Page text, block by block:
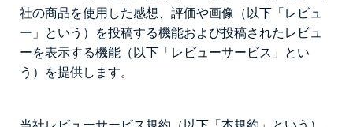
社の商品を使用した感想、評価や画像（以下「レビュ
ー」という）を投稿する機能および投稿されたレビュ
ーを表示する機能（以下「レビューサービス」とい
う）を提供します。